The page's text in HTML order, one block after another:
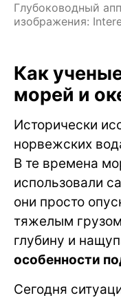
Глубоководный
изображения:
Как
морей и
Исторически
норвежских
В те времена
использовали
они просто
тяжелым
глубину и
особенности
Сегодня